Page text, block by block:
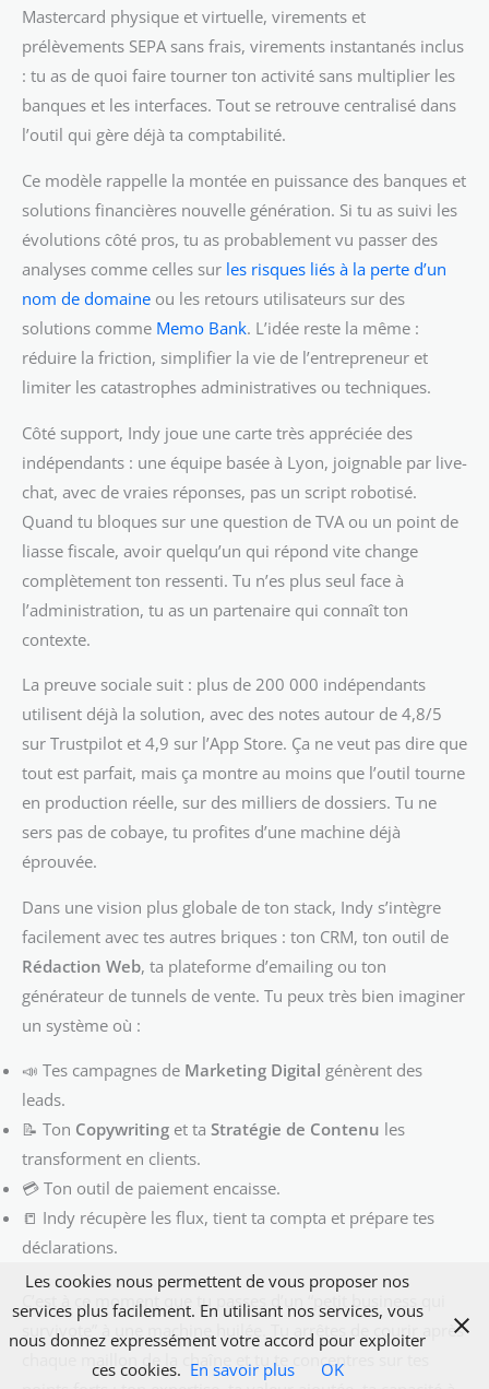
Mastercard physique et virtuelle, virements et
prélèvements SEPA sans frais, virements instantanés inclus
: tu as de quoi faire tourner ton activité sans multiplier les
banques et les interfaces. Tout se retrouve centralisé dans
l’outil qui gère déjà ta comptabilité.
Ce modèle rappelle la montée en puissance des banques et
solutions financières nouvelle génération. Si tu as suivi les
évolutions côté pros, tu as probablement vu passer des
analyses comme celles sur les risques liés à la perte d’un
nom de domaine ou les retours utilisateurs sur des
solutions comme Memo Bank. L’idée reste la même :
réduire la friction, simplifier la vie de l’entrepreneur et
limiter les catastrophes administratives ou techniques.
Côté support, Indy joue une carte très appréciée des
indépendants : une équipe basée à Lyon, joignable par live-
chat, avec de vraies réponses, pas un script robotisé.
Quand tu bloques sur une question de TVA ou un point de
liasse fiscale, avoir quelqu’un qui répond vite change
complètement ton ressenti. Tu n’es plus seul face à
l’administration, tu as un partenaire qui connaît ton
contexte.
La preuve sociale suit : plus de 200 000 indépendants
utilisent déjà la solution, avec des notes autour de 4,8/5
sur Trustpilot et 4,9 sur l’App Store. Ça ne veut pas dire que
tout est parfait, mais ça montre au moins que l’outil tourne
en production réelle, sur des milliers de dossiers. Tu ne
sers pas de cobaye, tu profites d’une machine déjà
éprouvée.
Dans une vision plus globale de ton stack, Indy s’intègre
facilement avec tes autres briques : ton CRM, ton outil de
Rédaction Web, ta plateforme d’emailing ou ton
générateur de tunnels de vente. Tu peux très bien imaginer
un système où :
📣 Tes campagnes de Marketing Digital génèrent des
leads.
📝 Ton Copywriting et ta Stratégie de Contenu les
transforment en clients.
💳 Ton outil de paiement encaisse.
📒 Indy récupère les flux, tient ta compta et prépare tes
déclarations.
C’est à ce moment que tu passes d’un “petit business qui
survivote” à une machine huilée. Tu arrêtes de courir après
chaque maillon de la chaîne et tu te concentres sur tes
Les cookies nous permettent de vous proposer nos
services plus facilement. En utilisant nos services, vous
nous donnez expressément votre accord pour exploiter
ces cookies. En savoir plus OK